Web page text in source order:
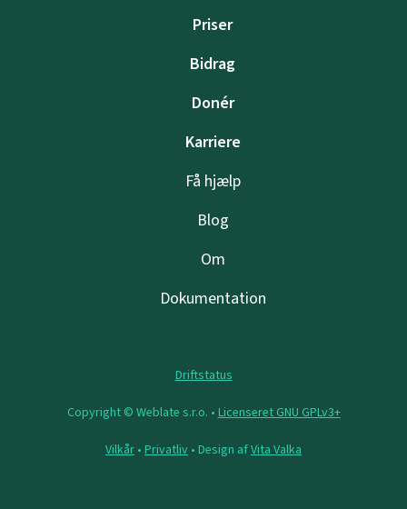
Priser
Bidrag
Donér
Karriere
Få hjælp
Blog
Om
Dokumentation
Driftstatus
Copyright © Weblate s.r.o. • Licenseret GNU GPLv3+
Vilkår • Privatliv • Design afVita Valka